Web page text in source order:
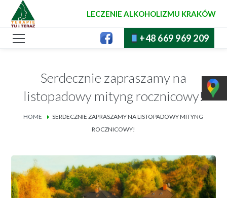
LECZENIE ALKOHOLIZMU KRAKÓW
+48 669 969 209
Serdecznie zapraszamy na
listopadowy mityng rocznicowy!
HOME
SERDECZNIE ZAPRASZAMY NA LISTOPADOWY MITYNG
ROCZNICOWY!